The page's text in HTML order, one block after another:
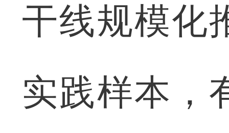
干线规模化
实践样本，